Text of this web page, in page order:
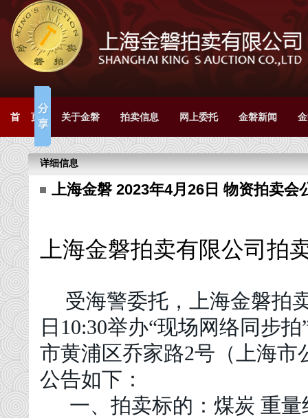
首 页 关于金磐 拍卖信息 网上委托 金磐新闻
详细信息
上海金磐 2023年4月26日 物资拍卖会
上海金磐拍卖有限公司拍
受海警委托，上海金磐拍
日 10:30举办“现场网络同步
市黄浦区乔家路2号（上海市
公告如下：
一、拍卖标的：煤炭 重量